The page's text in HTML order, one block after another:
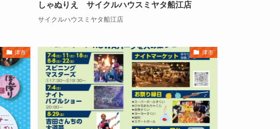
しゃぬりえ サイクルハウスミヤタ船江店
サイクルハウスミヤタ船江店
津市 津市